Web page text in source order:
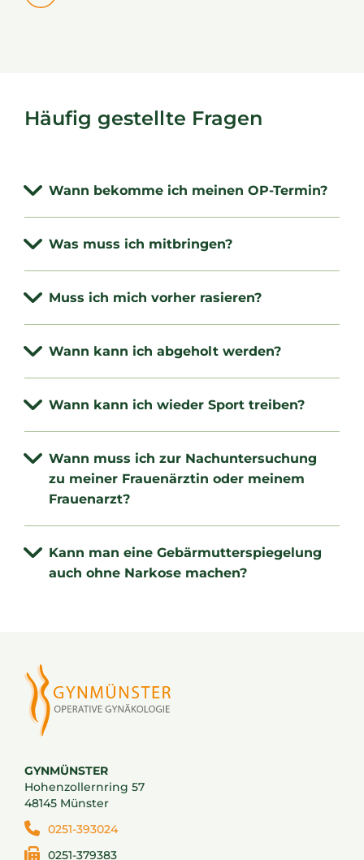
Häufig gestellte Fragen
Wann bekomme ich meinen OP-Termin?
Was muss ich mitbringen?
Muss ich mich vorher rasieren?
Wann kann ich abgeholt werden?
Wann kann ich wieder Sport treiben?
Wann muss ich zur Nachuntersuchung
zu meiner Frauenärztin oder meinem
Frauenarzt?
Kann man eine Gebärmutterspiegelung
auch ohne Narkose machen?
GYNMÜNSTER
Hohenzollernring 57
48145 Münster
0251-393024
0251-379383